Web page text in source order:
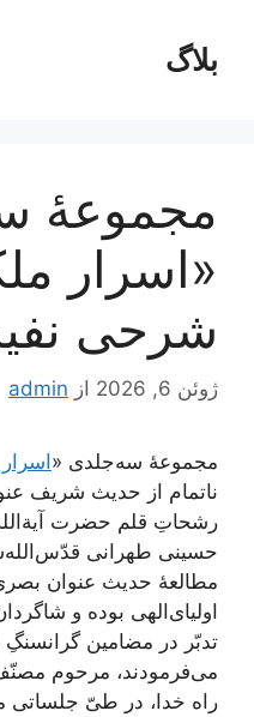
محتوابلاگ
مجموعۀ
«اسرار
شرحی
ژوئن 6, 2026 از admin
مجموعۀ سه‌جلدی «
ناتمام از حدیث شریف
رشحاتِ قلم حضرت
حسینی طهرانی
مطالعۀ حدیث عنوان
اولیای‌الهی بوده و
تدبّر در مضامین
می‌فرمودند، مرحوم
راه خدا، در طیّ جلساتی